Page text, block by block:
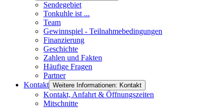
Sendegebiet
Tonkuhle ist ...
Team
Gewinnspiel - Teilnahmebedingungen
Finanzierung
Geschichte
Zahlen und Fakten
Häufige Fragen
Partner
Kontakt Weitere Informationen: Kontakt
Kontakt, Anfahrt & Öffnungszeiten
Mitschnitte